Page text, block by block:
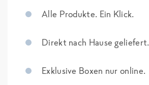
Alle Produkte. Ein Klick.
Direkt nach Hause geliefert.
Exklusive Boxen nur online.